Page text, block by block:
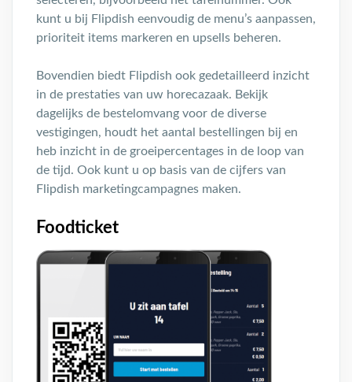
kunt u bij Flipdish eenvoudig de menu’s aanpassen,
prioriteit items markeren en upsells beheren.
Bovendien biedt Flipdish ook gedetailleerd inzicht
in de prestaties van uw horecazaak. Bekijk
dagelijks de bestelomvang voor de diverse
vestigingen, houdt het aantal bestellingen bij en
heb inzicht in de groeipercentages in de loop van
de tijd. Ook kunt u op basis van de cijfers van
Flipdish marketingcampagnes maken.
Foodticket